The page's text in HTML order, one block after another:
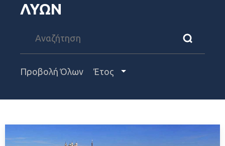
ΛΥΩΝ
Προβολή Όλων Έτος